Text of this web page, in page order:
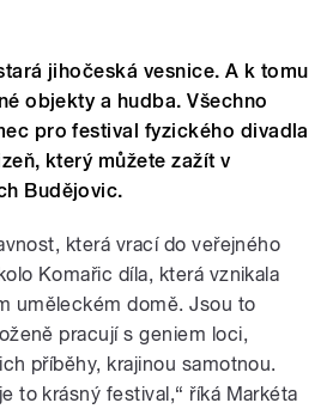
jihočeská vesnice. A k tomu
objekty a hudba. Všechno
pro festival fyzického divadla
který můžete zažít v
Budějovic.
která vrací do veřejného
Komařic díla, která vznikala
uměleckém domě. Jsou to
pracují s geniem loci,
příběhy, krajinou samotnou.
to krásný festival,“ říká Markéta